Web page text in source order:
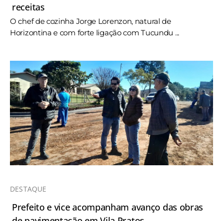
receitas
O chef de cozinha Jorge Lorenzon, natural de
Horizontina e com forte ligação com Tucundu ...
DESTAQUE
Prefeito e vice acompanham avanço das obras